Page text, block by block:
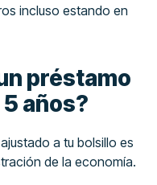
incluso estando en
préstamo
años?
a tu bolsillo es
de la economía.